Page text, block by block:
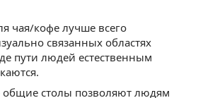
чая/кофе лучше всего
связанных областях
пути людей естественным
столы позволяют людям